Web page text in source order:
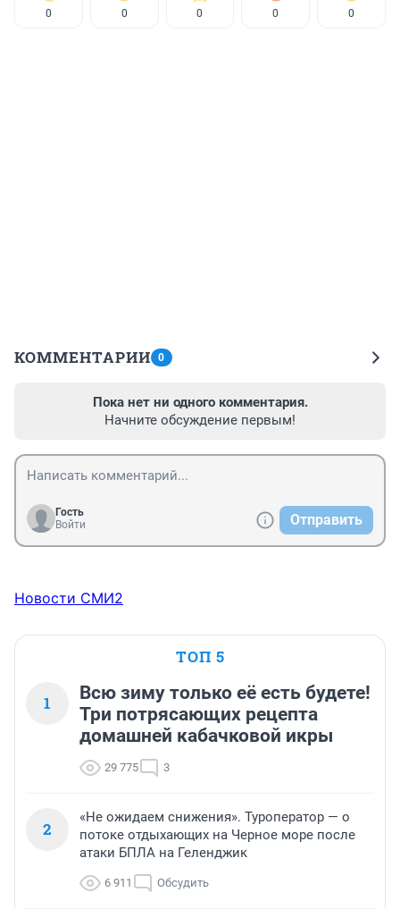
0 0 0 0 0
КОММЕНТАРИИ 0
Пока нет ни одного комментария.
Начните обсуждение первым!
Гость
Войти
Отправить
Новости СМИ2
ТОП 5
1
Всю зиму только её есть будете!
Три потрясающих рецепта
домашней кабачковой икры
29 775 3
2
«Не ожидаем снижения». Туроператор — о
потоке отдыхающих на Черное море после
атаки БПЛА на Геленджик
6 911 Обсудить